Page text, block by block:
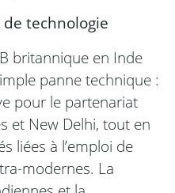
technologie
britannique en Inde
panne technique :
pour le partenariat
et New Delhi, tout en
liées à l’emploi de
modernes. La